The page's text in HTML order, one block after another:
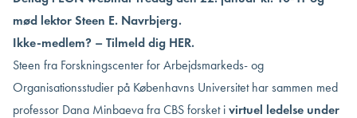
mød lektor Steen E. Navrbjerg.
Ikke-medlem? – Tilmeld dig HER.
Steen fra Forskningscenter for Arbejdsmarkeds- og
Organisationsstudier på Københavns Universitet har sammen med
professor Dana Minbaeva fra CBS forsket i virtuel ledelse under